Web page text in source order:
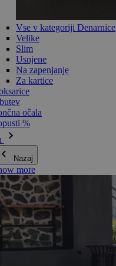
Vse v kategoriji Denarnice
Velike
Slim
Usnjene
Na zapenjanje
Za kartice
očala
%
Nazaj
more